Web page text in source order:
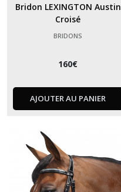
Bridon LEXINGTON Austin
Croisé
BRIDONS
160€
AJOUTER AU PANIER